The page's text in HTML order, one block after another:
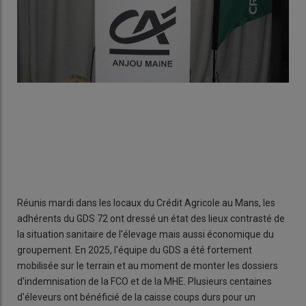
Réunis mardi dans les locaux du Crédit Agricole au Mans, les
adhérents du GDS 72 ont dressé un état des lieux contrasté de
la situation sanitaire de l'élevage mais aussi économique du
groupement. En 2025, l'équipe du GDS a été fortement
mobilisée sur le terrain et au moment de monter les dossiers
d'indemnisation de la FCO et de la MHE. Plusieurs centaines
d'éleveurs ont bénéficié de la caisse coups durs pour un